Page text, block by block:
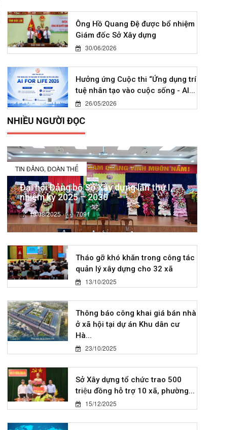
Ông Hồ Quang Đệ được bổ nhiệm
Giám đốc Sở Xây dựng
30/06/2026
Hưởng ứng Cuộc thi “Ứng dụng trí
tuệ nhân tạo vào cuộc sống - AI...
26/05/2026
NHIỀU NGƯỜI ĐỌC
TIN ĐẢNG, ĐOÀN THỂ
Đại hội Đảng bộ Sở Xây dựng lần thứ I,
nhiệm kỳ 2025 – 2030
19/08/2025 7091
Tháo gỡ khó khăn trong công tác
quản lý xây dựng cho 32 xã
13/10/2025
Thông báo công khai giá bán nhà
ở xã hội tại dự án Khu dân cư
Hà...
23/10/2025
Sở Xây dựng tổ chức trao 500
triệu đồng hỗ trợ 10 xã, phường...
15/12/2025